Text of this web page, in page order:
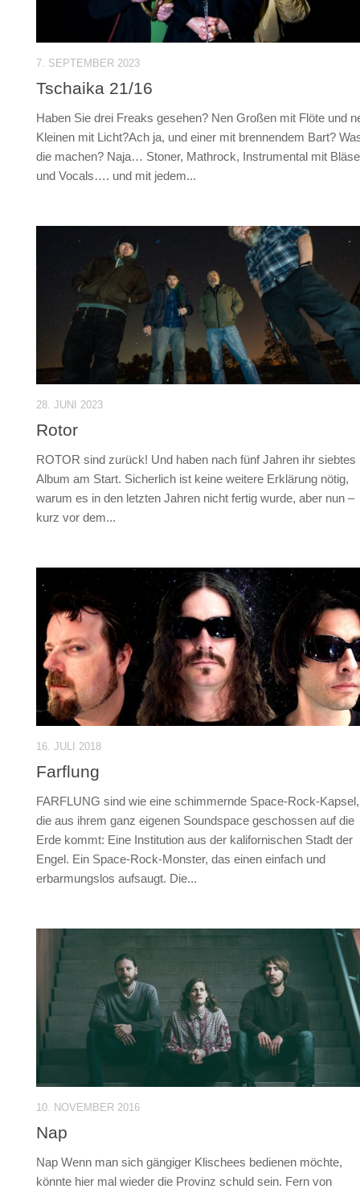
7. SEPTEMBER 2023
Tschaika 21/16
Haben Sie drei Freaks gesehen? Nen Großen mit Flöte und
Kleinen mit Licht?Ach ja, und einer mit brennendem Bart?
die machen? Naja… Stoner, Mathrock, Instrumental mit
und Vocals…. und mit jedem...
28. JUNI 2023
Rotor
ROTOR sind zurück! Und haben nach fünf Jahren ihr siebtes
Album am Start. Sicherlich ist keine weitere Erklärung nötig,
warum es in den letzten Jahren nicht fertig wurde, aber nun –
kurz vor dem...
16. JULI 2018
Farflung
FARFLUNG sind wie eine schimmernde Space-Rock-Kapsel,
die aus ihrem ganz eigenen Soundspace geschossen auf die
Erde kommt: Eine Institution aus der kalifornischen Stadt der
Engel. Ein Space-Rock-Monster, das einen einfach und
erbarmungslos aufsaugt. Die...
10. NOVEMBER 2016
Nap
Nap Wenn man sich gängiger Klischees bedienen möchte,
könnte hier mal wieder die Provinz schuld sein. Fern von